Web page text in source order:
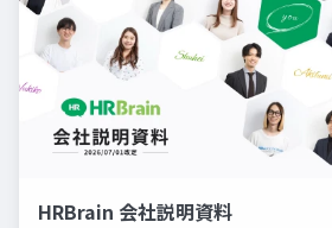
HRBrain 会社説明資料